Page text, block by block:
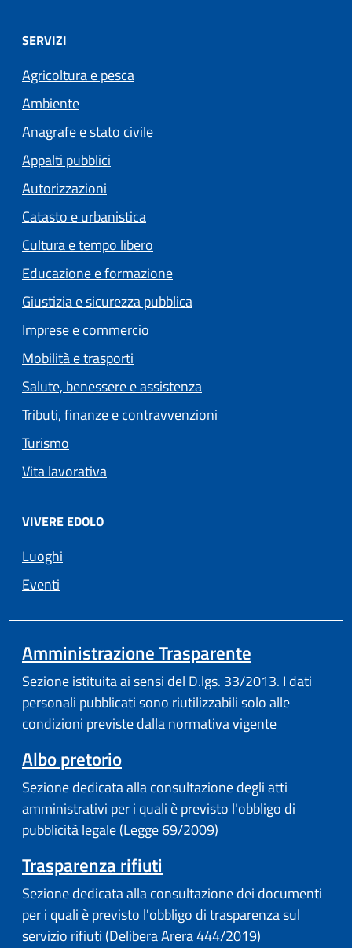
SERVIZI
Agricoltura e pesca
Ambiente
Anagrafe e stato civile
Appalti pubblici
Autorizzazioni
Catasto e urbanistica
Cultura e tempo libero
Educazione e formazione
Giustizia e sicurezza pubblica
Imprese e commercio
Mobilità e trasporti
Salute, benessere e assistenza
Tributi, finanze e contravvenzioni
Turismo
Vita lavorativa
VIVERE EDOLO
Luoghi
Eventi
Amministrazione Trasparente
Sezione istituita ai sensi del D.lgs. 33/2013. I dati
personali pubblicati sono riutilizzabili solo alle
condizioni previste dalla normativa vigente
Albo pretorio
Sezione dedicata alla consultazione degli atti
amministrativi per i quali è previsto l'obbligo di
pubblicità legale (Legge 69/2009)
Trasparenza rifiuti
Sezione dedicata alla consultazione dei documenti
per i quali è previsto l'obbligo di trasparenza sul
servizio rifiuti (Delibera Arera 444/2019)